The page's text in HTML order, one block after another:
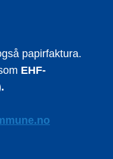
papirfaktura.
EHF-